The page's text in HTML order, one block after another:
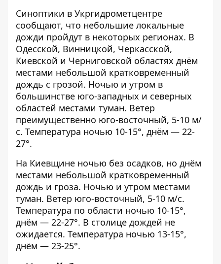
Синоптики в Укргидрометцентре
сообщают, что небольшие локальные
дожди пройдут в некоторых регионах. В
Одесской, Винницкой, Черкасской,
Киевской и Черниговской областях днём ​​
местами небольшой кратковременный
дождь с грозой. Ночью и утром в
большинстве юго-западных и северных
областей местами туман. Ветер
преимущественно юго-восточный, 5-10 м/
с. Температура ночью 10-15°, днём — ​​22-
27°.
На Киевщине ночью без осадков, но днём ​​
местами небольшой кратковременный
дождь и гроза. Ночью и утром местами
туман. Ветер юго-восточный, 5-10 м/с.
Температура по области ночью 10-15°,
днём — ​​22-27°. В столице дождей не
ожидается. Температура ночью 13-15°,
днём — ​​23-25°.